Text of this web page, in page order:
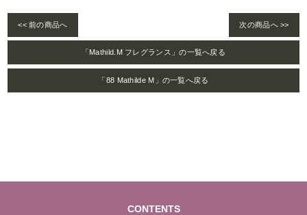
<< 前の商品へ 次の商品へ >>
「Mathild.M フレグランス」の一覧へ戻る
「88 Mathilde M」の一覧へ戻る
CONTENTS